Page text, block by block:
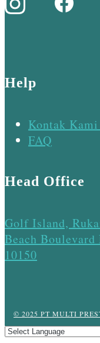
Help
Kontak
FAQ
Head Office
Golf Island,
Beach
10150
© 2025 PT MULTI